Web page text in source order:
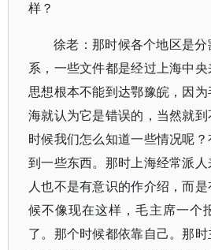
样？
徐老：那时候各个地区是
系，一些文件都是经过上海中
思想根本不能到达鄂豫皖，因
海就认为它是错误的，当然就
时候我们怎么知道一些情况呢
到一些东西。那时上海经常派
人也不是有意识的作介绍，而
候不像现在这样，毛主席一个
了。那个时候都依靠自己。那